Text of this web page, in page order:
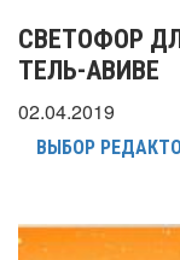
СВЕТОФОР
ТЕЛЬ-АВИВЕ
02.04.2019
ВЫБОР